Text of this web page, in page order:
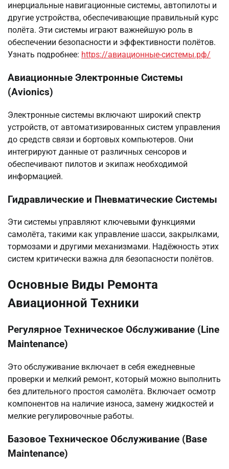
инерциальные навигационные системы, автопилоты и
другие устройства, обеспечивающие правильный курс
полёта. Эти системы играют важнейшую роль в
обеспечении безопасности и эффективности полётов.
Узнать подробнее: https://авиационные-системы.рф/
Авиационные Электронные Системы
(Avionics)
Электронные системы включают широкий спектр
устройств, от автоматизированных систем управления
до средств связи и бортовых компьютеров. Они
интегрируют данные от различных сенсоров и
обеспечивают пилотов и экипаж необходимой
информацией.
Гидравлические и Пневматические Системы
Эти системы управляют ключевыми функциями
самолёта, такими как управление шасси, закрылками,
тормозами и другими механизмами. Надёжность этих
систем критически важна для безопасности полётов.
Основные Виды Ремонта
Авиационной Техники
Регулярное Техническое Обслуживание (Line
Maintenance)
Это обслуживание включает в себя ежедневные
проверки и мелкий ремонт, который можно выполнить
без длительного простоя самолёта. Включает осмотр
компонентов на наличие износа, замену жидкостей и
мелкие регулировочные работы.
Базовое Техническое Обслуживание (Base
Maintenance)